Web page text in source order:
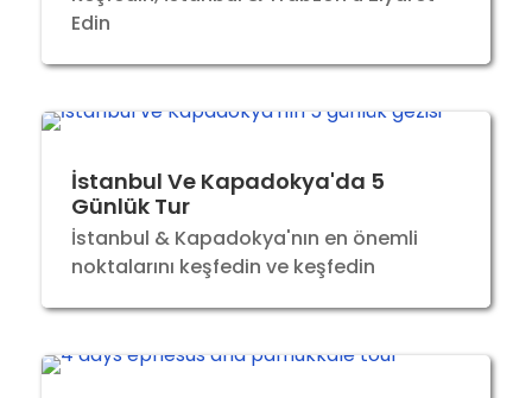
Edin
İstanbul Ve Kapadokya'da 5
Günlük Tur
İstanbul & Kapadokya'nın en önemli
noktalarını keşfedin ve keşfedin